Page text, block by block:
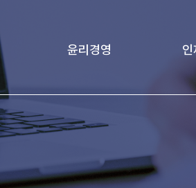
화
윤리경영
신고하기